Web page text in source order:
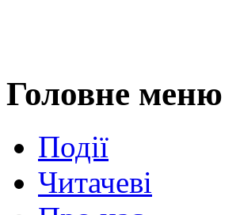
Головне меню
Події
Читачеві